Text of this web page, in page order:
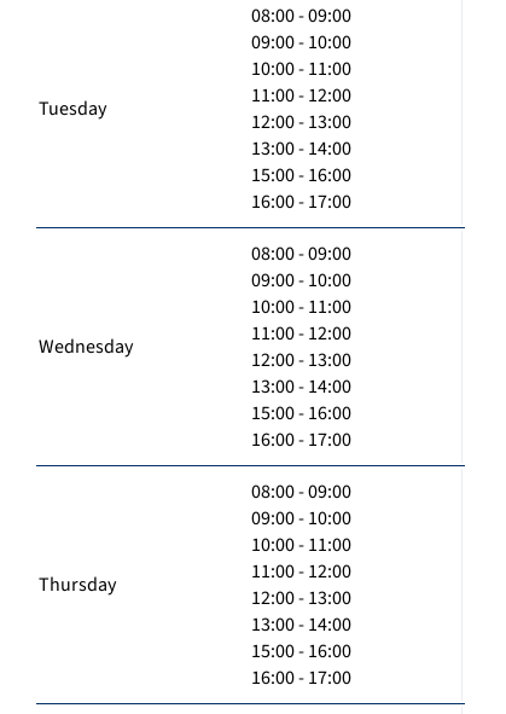
Tuesday
08:00 - 09:00
09:00 - 10:00
10:00 - 11:00
11:00 - 12:00
12:00 - 13:00
13:00 - 14:00
15:00 - 16:00
16:00 - 17:00
Wednesday
08:00 - 09:00
09:00 - 10:00
10:00 - 11:00
11:00 - 12:00
12:00 - 13:00
13:00 - 14:00
15:00 - 16:00
16:00 - 17:00
Thursday
08:00 - 09:00
09:00 - 10:00
10:00 - 11:00
11:00 - 12:00
12:00 - 13:00
13:00 - 14:00
15:00 - 16:00
16:00 - 17:00